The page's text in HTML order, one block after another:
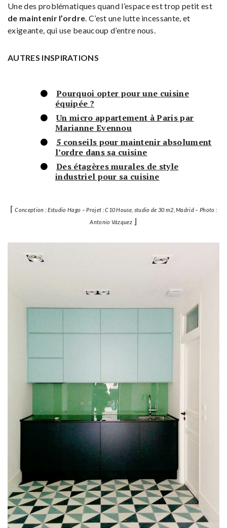
Une des problématiques quand l’espace est trop petit est
de maintenir l’ordre . C’est une lutte incessante, et
exigeante, qui use beaucoup d’entre nous.
AUTRES INSPIRATIONS
Pourquoi opter pour une cuisine
équipée ?
Un micro appartement à Paris par
Marianne Evennou
5 conseils pour maintenir absolument
l’ordre dans sa cuisine
Des étagères murales de style
industriel pour sa cuisine
⌈Conception : Estudio Hago – Projet : C10 House, studio de 30 m2, Madrid – Photo :
Antonio Vázquez ⌋